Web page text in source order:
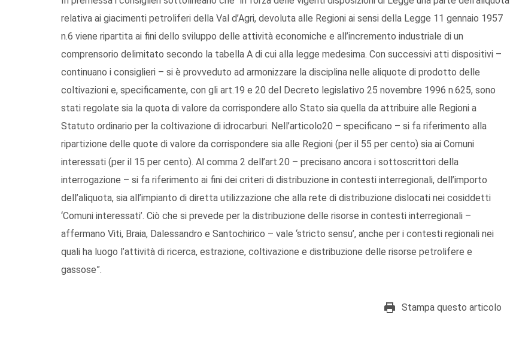
relativa ai giacimenti petroliferi della Val d’Agri, devoluta alle Regioni ai sensi della Legge 11 gennaio 1957
n.6 viene ripartita ai fini dello sviluppo delle attività economiche e all’incremento industriale di un
comprensorio delimitato secondo la tabella A di cui alla legge medesima. Con successivi atti dispositivi –
continuano i consiglieri – si è provveduto ad armonizzare la disciplina nelle aliquote di prodotto delle
coltivazioni e, specificamente, con gli art.19 e 20 del Decreto legislativo 25 novembre 1996 n.625, sono
stati regolate sia la quota di valore da corrispondere allo Stato sia quella da attribuire alle Regioni a
Statuto ordinario per la coltivazione di idrocarburi. Nell’articolo20 – specificano – si fa riferimento alla
ripartizione delle quote di valore da corrispondere sia alle Regioni (per il 55 per cento) sia ai Comuni
interessati (per il 15 per cento). Al comma 2 dell’art.20 – precisano ancora i sottoscrittori della
interrogazione – si fa riferimento ai fini dei criteri di distribuzione in contesti interregionali, dell’importo
dell’aliquota, sia all’impianto di diretta utilizzazione che alla rete di distribuzione dislocati nei cosiddetti
‘Comuni interessati’. Ciò che si prevede per la distribuzione delle risorse in contesti interregionali –
affermano Viti, Braia, Dalessandro e Santochirico – vale ‘stricto sensu’, anche per i contesti regionali nei
quali ha luogo l’attività di ricerca, estrazione, coltivazione e distribuzione delle risorse petrolifere e
gassose”.
Stampa questo articolo